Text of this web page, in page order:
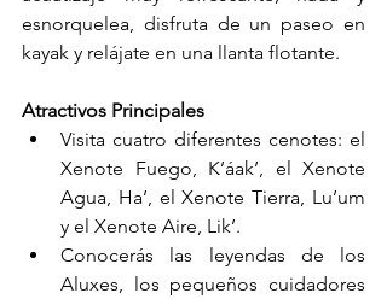
esnorquelea, disfruta de un paseo en
kayak y relájate en una llanta flotante.
Atractivos Principales
Visita cuatro diferentes cenotes: el
Xenote Fuego, K’áak’, el Xenote
Agua, Ha’, el Xenote Tierra, Lu’um
y el Xenote Aire, Lik’.
Conocerás las leyendas de los
Aluxes, los pequeños cuidadores